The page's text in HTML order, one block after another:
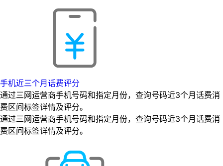
手机近三个月话费评分
通过三网运营商手机号码和指定月份，查询号码近3个月话费消
费区间标签详情及评分。
通过三网运营商手机号码和指定月份，查询号码近3个月话费消
费区间标签详情及评分。